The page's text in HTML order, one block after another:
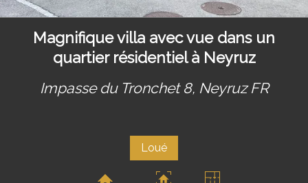
Magnifique villa avec vue dans un
quartier résidentiel à Neyruz
Impasse du Tronchet 8, Neyruz FR
Loué